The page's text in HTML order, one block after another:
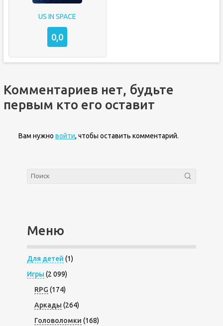
US IN SPACE
0,0
Комментариев нет, будьте
первым кто его оставит
Вам нужно войти, чтобы оставить комментарий.
Меню
Для детей (1)
Игры (2 099)
RPG (174)
Аркады (264)
Головоломки (168)